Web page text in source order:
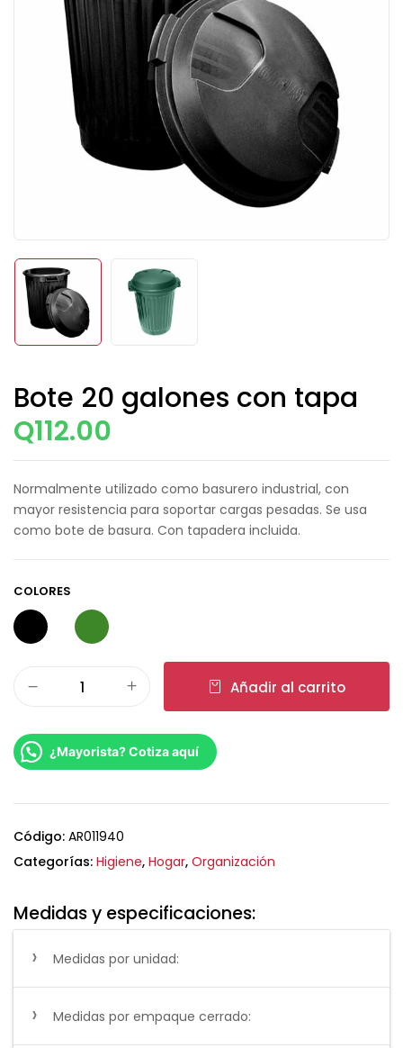
Bote 20 galones con tapa
Q112.00
Normalmente utilizado como basurero industrial, con
mayor resistencia para soportar cargas pesadas. Se usa
como bote de basura. Con tapadera incluida.
COLORES
Añadir al carrito
¿Mayorista? Cotiza aquí
Código: AR011940
Categorías: Higiene, Hogar, Organización
Medidas y especificaciones:
Medidas por unidad:
Medidas por empaque cerrado: